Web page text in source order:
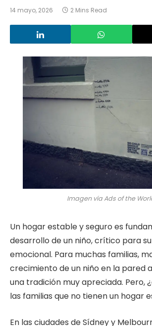
14 mayo, 2026 2 Mins Read
Imagen vía Ads of the
Un hogar estable y seguro es
desarrollo de un niño, crítico para
emocional. Para muchas familias,
crecimiento de un niño en la pared
una tradición muy apreciada. Pero,
las familias que no tienen un hogar
En las ciudades de Sídney y